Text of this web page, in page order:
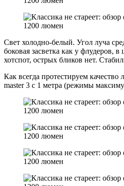
Свет холодно-белый. Угол луча
боковая засветка как у флудеров,
хотспот, острых бликов нет.
Как всегда протестируем
master 3 с 1 метра (режимы